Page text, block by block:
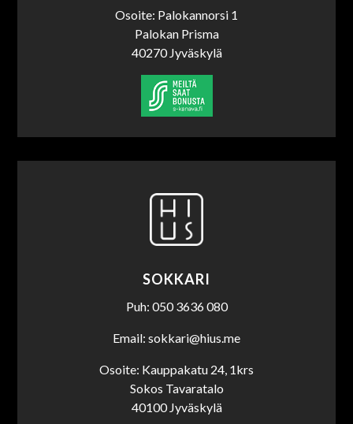
Osoite: Palokannorsi 1
Palokan Prisma
40270 Jyväskylä
SOKKARI
Puh: 050 3636 080
Email: sokkari@hius.me
Osoite: Kauppakatu 24, 1krs
Sokos Tavaratalo
40100 Jyväskylä